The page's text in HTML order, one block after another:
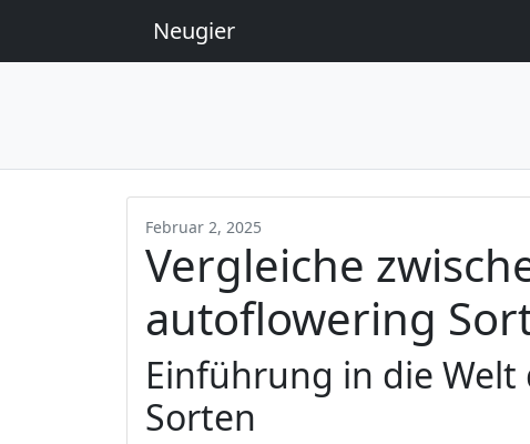
Neugier
Februar 2, 2025
Vergleiche
autoflowering
Einführung in die
Sorten